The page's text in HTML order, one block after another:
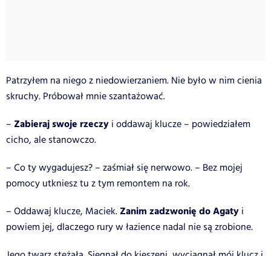
Patrzyłem na niego z niedowierzaniem. Nie było w nim cienia
skruchy. Próbował mnie szantażować.
– Zabieraj swoje rzeczy i oddawaj klucze – powiedziałem
cicho, ale stanowczo.
– Co ty wygadujesz? – zaśmiał się nerwowo. – Bez mojej
pomocy utkniesz tu z tym remontem na rok.
– Oddawaj klucze, Maciek. Zanim zadzwonię do Agaty i
powiem jej, dlaczego rury w łazience nadal nie są zrobione.